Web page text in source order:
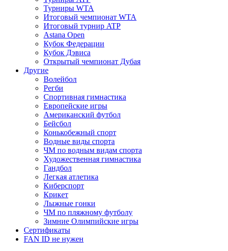
Турниры WTA
Итоговый чемпионат WTA
Итоговый турнир ATP
Astana Open
Кубок Федерации
Кубок Дэвиса
Открытый чемпионат Дубая
Другие
Волейбол
Регби
Спортивная гимнастика
Европейские игры
Американский футбол
Бейсбол
Конькобежный спорт
Водные виды спорта
ЧМ по водным видам спорта
Художественная гимнастика
Гандбол
Легкая атлетика
Киберспорт
Крикет
Лыжные гонки
ЧМ по пляжному футболу
Зимние Олимпийские игры
Сертификаты
FAN ID не нужен